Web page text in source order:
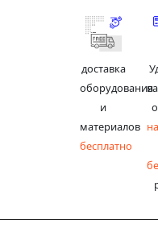
доставка
оборудования
и
материалов
бесплатно